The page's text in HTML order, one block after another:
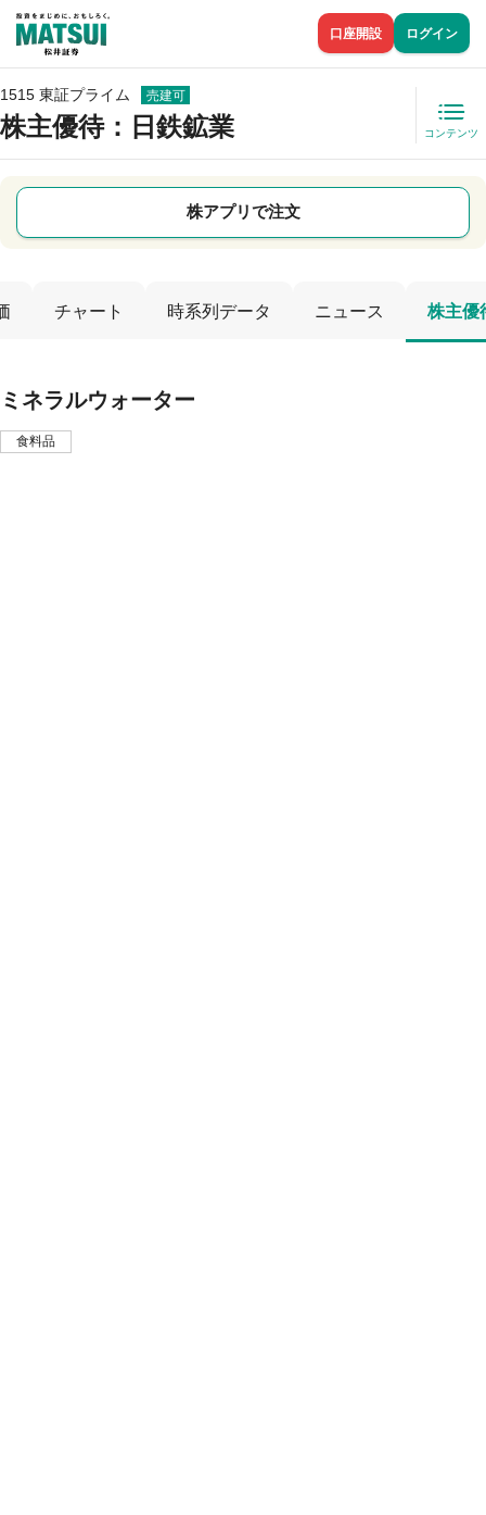
口座開設 ログイン
1515 東証プライム 売建可
株主優待：日鉄鉱業 コンテンツ
株アプリで注文
チャート 時系列データ ニュース 株主優
ミネラルウォーター
食料品